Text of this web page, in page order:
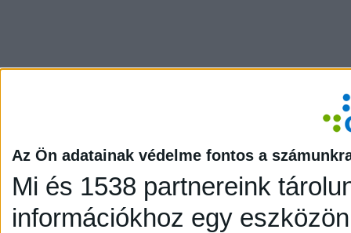
Az Ön adatainak védelme fontos a
Mi és 1538 partnereink
információkhoz egy